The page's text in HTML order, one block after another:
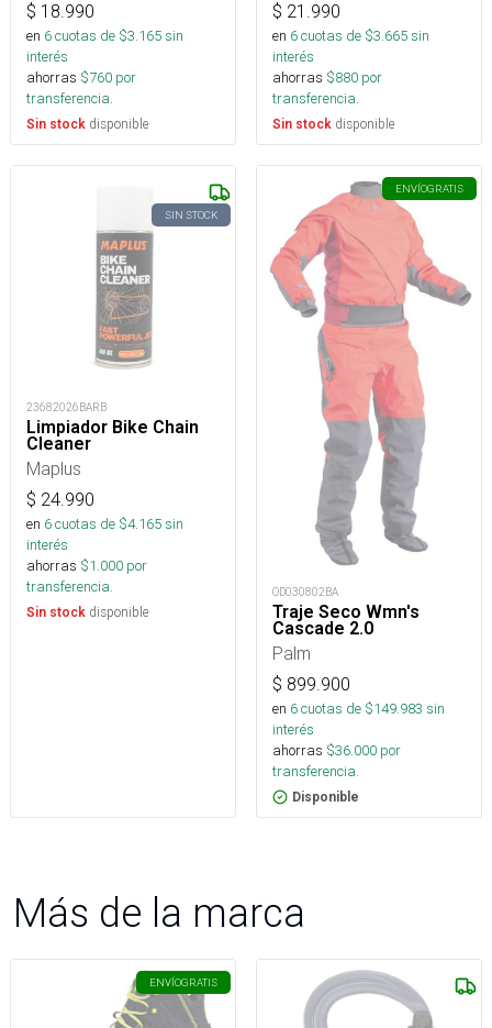
$ 18.990
en 6cuotas de $3.165sin
interés
ahorras $760 por
transferencia.
Sin stock disponible
$ 21.990
en 6cuotas de $3.665sin
interés
ahorras $880 por
transferencia.
Sin stock disponible
SIN STOCK
23682026BARB
Limpiador Bike Chain
Cleaner
Maplus
$ 24.990
en 6cuotas de $4.165sin
interés
ahorras $1.000 por
transferencia.
Sin stock disponible
ENVÍOGRATIS
OD030802BA
Traje Seco Wmn's
Cascade 2.0
Palm
$ 899.900
en 6cuotas de $149.983 sin
interés
ahorras $36.000 por
transferencia.
Disponible
Más de la marca
ENVÍOGRATIS